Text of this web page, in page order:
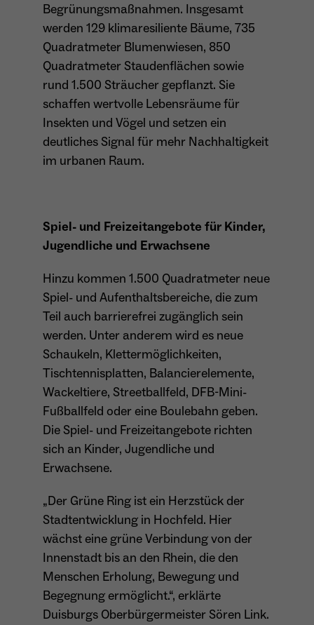
Zweck
Dieser Cookie teilt der Webseite mit, ob ein
Besucher im Typo3-Backend angemeldet ist
und die Rechte besitzt diese zu verwalten.
Name cookie_optin
Anbieter Sgalinski
Domäne.
_pk_ref.*
Anbieter Matomo
Laufzeit 6 Monate
Zweck Speichert die Herkunft des Besuchers.
Laufzeit Sitzung
Zweck
personenbezogene Daten.
Name _ga
Google Analytics
Laufzeit 1 Jahr
Zweck Unterscheidung der Webseitenbesucher.
Name _ga_TNS3S6RE8W
Anbieter Google LLC
Laufzeit 2 Jahre
Zweck
Vergibt eine zufällige, pseudonyme ID, damit
erkannt wird, ob ein Besucher neu oder
Begrünungsmaßnahmen. Insgesamt
werden 129 klimaresiliente Bäume, 735
Quadratmeter Blumenwiesen, 850
Quadratmeter Staudenflächen sowie
rund 1.500 Sträucher gepflanzt. Sie
schaffen wertvolle Lebensräume für
Insekten und Vögel und setzen ein
deutliches Signal für mehr Nachhaltigkeit
im urbanen Raum.
Spiel- und Freizeitangebote für Kinder,
Jugendliche und Erwachsene
Hinzu kommen 1.500 Quadratmeter neue
Spiel- und Aufenthaltsbereiche, die zum
Teil auch barrierefrei zugänglich sein
werden. Unter anderem wird es neue
Schaukeln, Klettermöglichkeiten,
Tischtennisplatten, Balancierelemente,
Wackeltiere, Streetballfeld, DFB-Mini-
Fußballfeld oder eine Boulebahn geben.
Die Spiel- und Freizeitangebote richten
sich an Kinder, Jugendliche und
Erwachsene.
„Der Grüne Ring ist ein Herzstück der
Stadtentwicklung in Hochfeld. Hier
wächst eine grüne Verbindung von der
Innenstadt bis an den Rhein, die den
Menschen Erholung, Bewegung und
Begegnung ermöglicht.“, erklärte
Duisburgs Oberbürgermeister Sören Link.